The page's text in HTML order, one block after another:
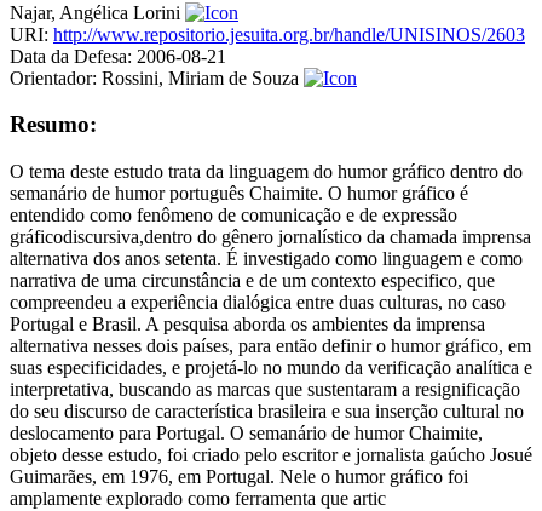
Najar, Angélica Lorini
URI: http://www.repositorio.jesuita.org.br/handle/UNISINOS/2603
Data da Defesa: 2006-08-21
Orientador: Rossini, Miriam de Souza
Resumo:
O tema deste estudo trata da linguagem do humor gráfico dentro do
semanário de humor português Chaimite. O humor gráfico é
entendido como fenômeno de comunicação e de expressão
gráficodiscursiva,dentro do gênero jornalístico da chamada imprensa
alternativa dos anos setenta. É investigado como linguagem e como
narrativa de uma circunstância e de um contexto especifico, que
compreendeu a experiência dialógica entre duas culturas, no caso
Portugal e Brasil. A pesquisa aborda os ambientes da imprensa
alternativa nesses dois países, para então definir o humor gráfico, em
suas especificidades, e projetá-lo no mundo da verificação analítica e
interpretativa, buscando as marcas que sustentaram a resignificação
do seu discurso de característica brasileira e sua inserção cultural no
deslocamento para Portugal. O semanário de humor Chaimite,
objeto desse estudo, foi criado pelo escritor e jornalista gaúcho Josué
Guimarães, em 1976, em Portugal. Nele o humor gráfico foi
amplamente explorado como ferramenta que artic